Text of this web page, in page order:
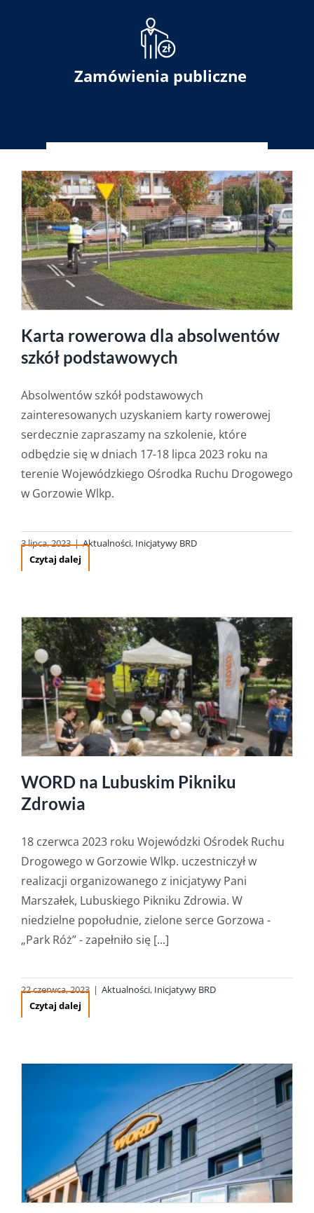
Zamówienia publiczne
Karta rowerowa dla absolwentów
szkół podstawowych
Absolwentów szkół podstawowych
zainteresowanych uzyskaniem karty rowerowej
serdecznie zapraszamy na szkolenie, które
odbędzie się w dniach 17-18 lipca 2023 roku na
terenie Wojewódzkiego Ośrodka Ruchu Drogowego
w Gorzowie Wlkp.
3 lipca, 2023 | Aktualności, Inicjatywy BRD
Czytaj dalej
WORD na Lubuskim Pikniku
Zdrowia
18 czerwca 2023 roku Wojewódzki Ośrodek Ruchu
Drogowego w Gorzowie Wlkp. uczestniczył w
realizacji organizowanego z inicjatywy Pani
Marszałek, Lubuskiego Pikniku Zdrowia. W
niedzielne popołudnie, zielone serce Gorzowa -
„Park Róż” - zapełniło się [...]
22 czerwca, 2023 | Aktualności, Inicjatywy BRD
Czytaj dalej